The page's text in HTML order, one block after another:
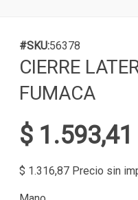
#SKU:56378
CIERRE
FUMACA
$ 1.593,41
$ 1.316,87 Precio sin